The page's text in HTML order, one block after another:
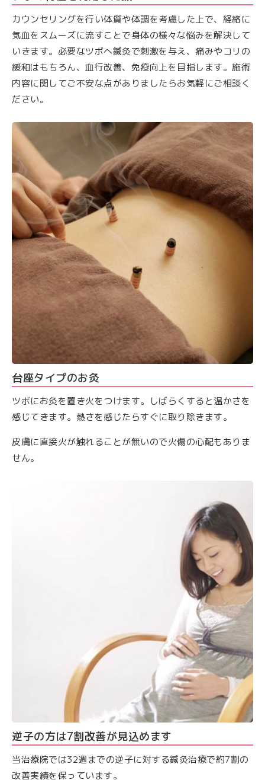
カウンセリングを行い体質や体調を考慮した上で、経絡に
気血をスムーズに流すことで身体の様々な悩みを解決して
いきます。必要なツボへ鍼灸で刺激を与え、痛みやコリの
緩和はもちろん、血行改善、免疫向上を目指します。施術
内容に関してご不安な点がありましたらお気軽にご相談く
ださい。
台座タイプのお灸
ツボにお灸を置き火をつけます。しばらくすると温かさを
感じてきます。熱さを感じたらすぐに取り除きます。
皮膚に直接火が触れることが無いので火傷の心配もありま
せん。
逆子の方は7割改善が見込めます
当治療院では32週までの逆子に対する鍼灸治療で約7割の
改善実績を保っています。